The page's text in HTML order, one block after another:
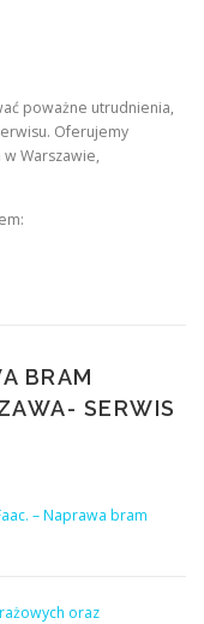
poważne utrudnienia,
Oferujemy
Warszawie,
BRAM
SERWIS
– Naprawa bram
oraz